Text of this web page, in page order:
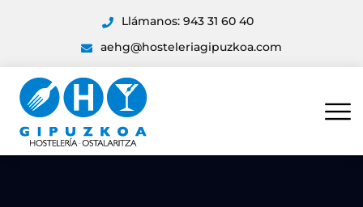
Llámanos: 943 31 60 40
aehg@hosteleriagipuzkoa.com